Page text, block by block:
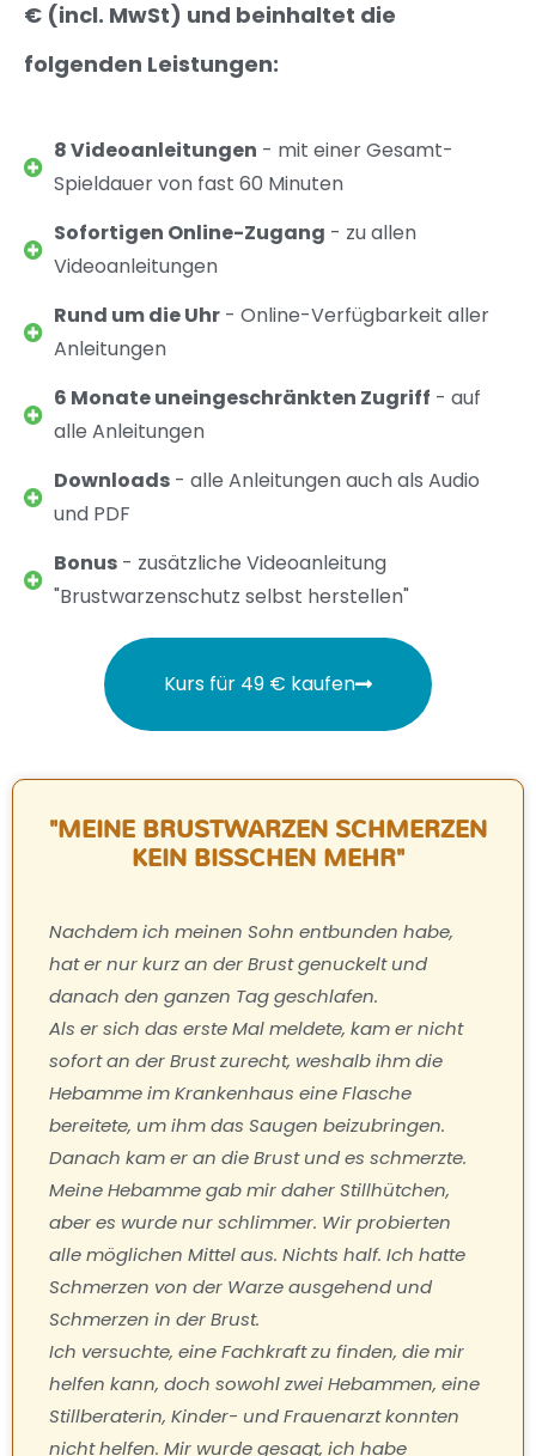
€ (incl. MwSt) und beinhaltet die
folgenden Leistungen:
8 Videoanleitungen - mit einer Gesamt-
Spieldauer von fast 60 Minuten
Sofortigen Online-Zugang - zu allen
Videoanleitungen
Rund um die Uhr - Online-Verfügbarkeit aller
Anleitungen
6 Monate uneingeschränkten Zugriff - auf
alle Anleitungen
Downloads - alle Anleitungen auch als Audio
und PDF
Bonus - zusätzliche Videoanleitung
"Brustwarzenschutz selbst herstellen"
Kurs für 49 € kaufen
"MEINE BRUSTWARZEN SCHMERZEN
KEIN BISSCHEN MEHR"
Nachdem ich meinen Sohn entbunden habe,
hat er nur kurz an der Brust genuckelt und
danach den ganzen Tag geschlafen.
Als er sich das erste Mal meldete, kam er nicht
sofort an der Brust zurecht, weshalb ihm die
Hebamme im Krankenhaus eine Flasche
bereitete, um ihm das Saugen beizubringen.
Danach kam er an die Brust und es schmerzte.
Meine Hebamme gab mir daher Stillhütchen,
aber es wurde nur schlimmer. Wir probierten
alle möglichen Mittel aus. Nichts half. Ich hatte
Schmerzen von der Warze ausgehend und
Schmerzen in der Brust.
Ich versuchte, eine Fachkraft zu finden, die mir
helfen kann, doch sowohl zwei Hebammen, eine
Stillberaterin, Kinder- und Frauenarzt konnten
nicht helfen. Mir wurde gesagt, ich habe